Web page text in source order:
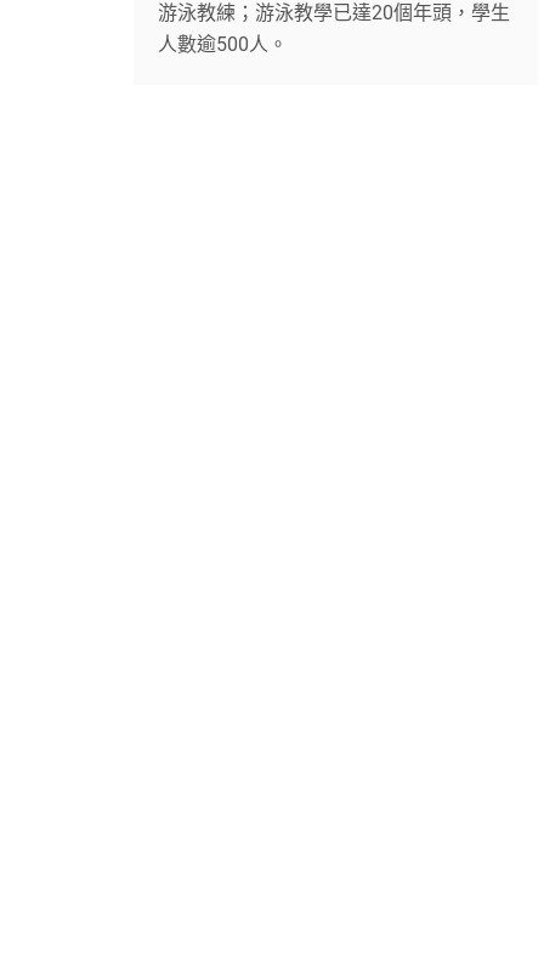
游泳教練；游泳教學已達20個年頭，學生
人數逾500人。